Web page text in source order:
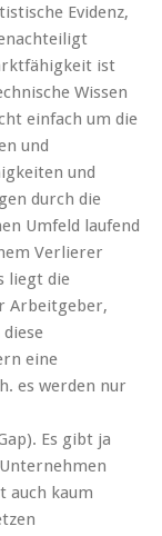
Evidenz,
ist
Wissen
einfach um die
und
und
durch die
Umfeld laufend
Verlierer
liegt die
Arbeitgeber,
eine
es werden nur
Es gibt ja
auch kaum